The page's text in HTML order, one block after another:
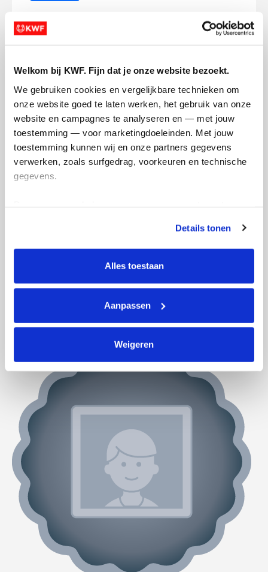
Welkom bij KWF. Fijn dat je onze website bezoekt.
We gebruiken cookies en vergelijkbare technieken om
onze website goed te laten werken, het gebruik van onze
website en campagnes te analyseren en — met jouw
toestemming — voor marketingdoeleinden. Met jouw
toestemming kunnen wij en onze partners gegevens
verwerken, zoals surfgedrag, voorkeuren en technische
gegevens.
tonen. Je kunt je toestemming op elk moment wijzigen of
intrekken via Cookie instellingen onderaan de pagina. De
lijst met cookies is te vinden in het tabblad “details”.
Details tonen
Alles toestaan
Aanpassen
Weigeren
Actiepagina gemaakt